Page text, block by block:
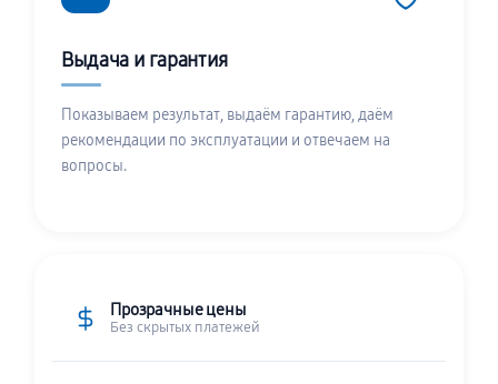
Выдача и гарантия
Показываем результат, выдаём гарантию, даём
рекомендации по эксплуатации и отвечаем на
вопросы.
Прозрачные цены
Без скрытых платежей